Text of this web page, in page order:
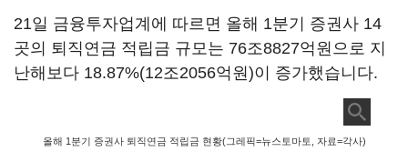
21일 금융투자업계에 따르면 올해 1분기 증권사 14
곳의 퇴직연금 적립금 규모는 76조8827억원으로 지
난해보다 18.87%(12조2056억원)이 증가했습니다.
올해 1분기 증권사 퇴직연금 적립금 현황(그레픽=뉴스토마토, 자료=각사)